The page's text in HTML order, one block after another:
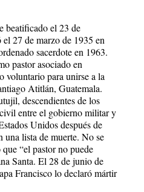
beatificado el 23 de
27 de marzo de 1935 en
sacerdote en 1963.
pastor asociado en
voluntario para unirse a la
Atitlán, Guatemala.
descendientes de los
entre el gobierno militar y
Unidos después de
una lista de muerte. No se
“el pastor no puede
Santa. El 28 de junio de
Francisco lo declaró mártir